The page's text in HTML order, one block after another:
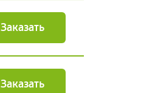
Заказать
Заказать